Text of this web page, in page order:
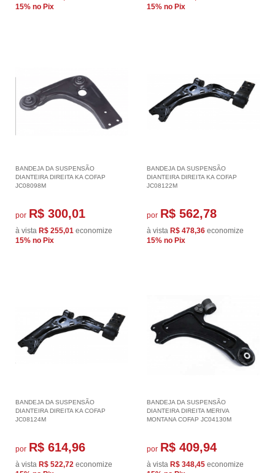
15% no Pix
15% no Pix
BANDEJA DA SUSPENSÃO
DIANTEIRA DIREITA KA COFAP
JC08098M
por R$ 300,01
à vista R$ 255,01 economize
15% no Pix
BANDEJA DA SUSPENSÃO
DIANTEIRA DIREITA KA COFAP
JC08122M
por R$ 562,78
à vista R$ 478,36 economize
15% no Pix
BANDEJA DA SUSPENSÃO
DIANTEIRA DIREITA KA COFAP
JC08124M
por R$ 614,96
à vista R$ 522,72 economize
BANDEJA DA SUSPENSÃO
DIANTEIRA DIREITA MERIVA
MONTANA COFAP JC04130M
por R$ 409,94
à vista R$ 348,45 economize